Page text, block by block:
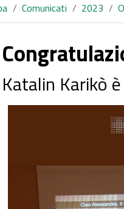
/ Comunicati / 2023 /
Katalin Karikò